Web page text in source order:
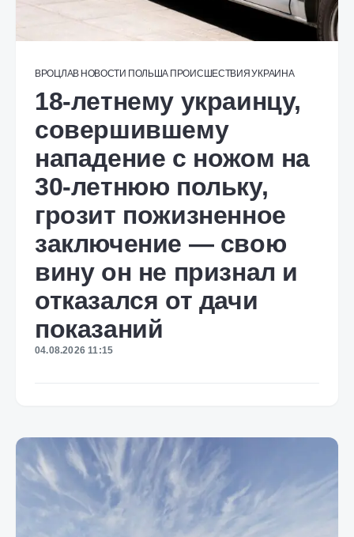
ВРОЦЛАВ НОВОСТИ ПОЛЬША ПРОИСШЕСТВИЯ УКРАИНА
18-летнему украинцу,
совершившему
нападение с ножом на
30-летнюю польку,
грозит пожизненное
заключение — свою
вину он не признал и
отказался от дачи
показаний
04.08.2026 11:15